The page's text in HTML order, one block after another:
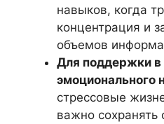
навыков, когда
концентрация и
объемов
Для поддержки
эмоционального
стрессовые
важно сохранять